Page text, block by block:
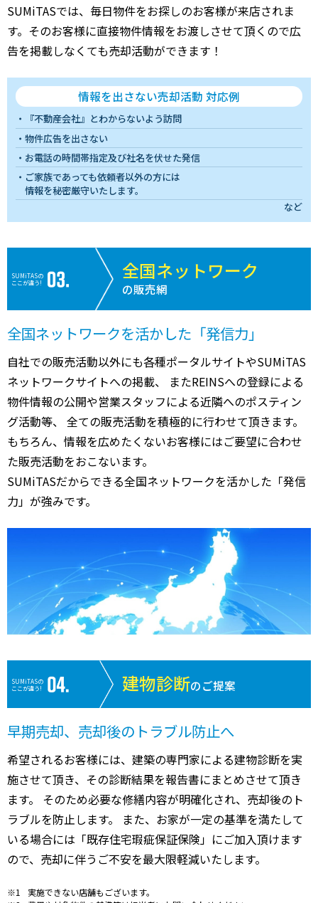
SUMiTASでは、毎日物件をお探しのお客様が来店されま
す。そのお客様に直接物件情報をお渡しさせて頂くので広
告を掲載しなくても売却活動ができます！
情報を出さない売却活動 対応例
『不動産会社』とわからないよう訪問
物件広告を出さない
お電話の時間帯指定及び社名を伏せた発信
ご家族であっても依頼者以外の方には
情報を秘密厳守いたします。
など
SUMiTASの
ここが違う!
全国ネットワーク
の販売網
全国ネットワークを活かした「発信力」
自社での販売活動以外にも各種ポータルサイトやSUMiTAS
ネットワークサイトへの掲載、 またREINSへの登録による
物件情報の公開や営業スタッフによる近隣へのポスティン
グ活動等、 全ての販売活動を積極的に行わせて頂きます。
もちろん、情報を広めたくないお客様にはご要望に合わせ
た販売活動をおこないます。
SUMiTASだからできる全国ネットワークを活かした「発信
力」が強みです。
SUMiTASの
ここが違う!
建物診断のご提案
早期売却、売却後のトラブル防止へ
希望されるお客様には、建築の専門家による建物診断を実
施させて頂き、その診断結果を報告書にまとめさせて頂き
ます。 そのため必要な修繕内容が明確化され、売却後のト
ラブルを防止します。 また、お家が一定の基準を満たして
いる場合には「既存住宅瑕疵保証保険」にご加入頂けます
ので、売却に伴うご不安を最大限軽減いたします。
実施できない店舗もございます。